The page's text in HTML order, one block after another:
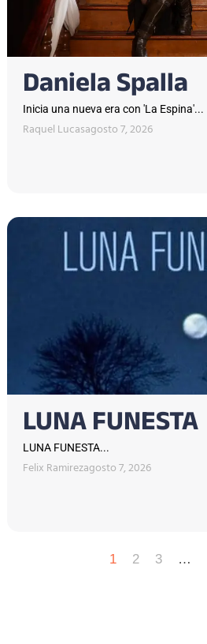
Daniela Spalla
Inicia una nueva era con 'La Espina'...
Raquel Lucasagosto 7, 2026
LUNA FUNESTA
LUNA FUNESTA...
Felix Ramirezagosto 7, 2026
1 2 3 …